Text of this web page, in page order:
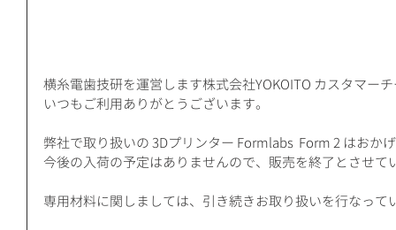
横糸電歯技研を運営します株式会社YOKOITO カスタマー
いつもご利用ありがとうございます。
弊社で取り扱いの 3Dプリンター Formlabs  Form 2 はおか
今後の入荷の予定はありませんので、販売を終了とさせて
専用材料に関しましては、引き続きお取り扱いを行なって